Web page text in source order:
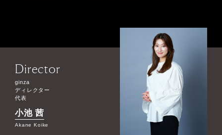
Director
ginza
ディレクター
代表
小池 茜
Akane Koike